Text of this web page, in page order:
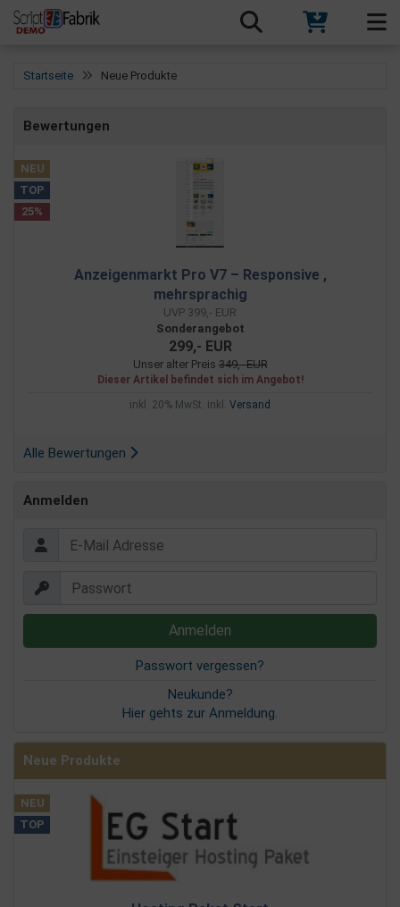
Startseite Neue Produkte
Bewertungen
NEU
TOP
25%
Anzeigenmarkt Pro V7 – Responsive ,
mehrsprachig
UVP 399,- EUR
Sonderangebot
299,- EUR
Unser alter Preis349,- EUR
Dieser Artikel befindet sich im Angebot!
inkl. 20% MwSt. inkl. Versand
Alle Bewertungen
Anmelden
Passwort vergessen?
Neukunde?
Hier gehts zur Anmeldung.
Neue Produkte
NEU
TOP